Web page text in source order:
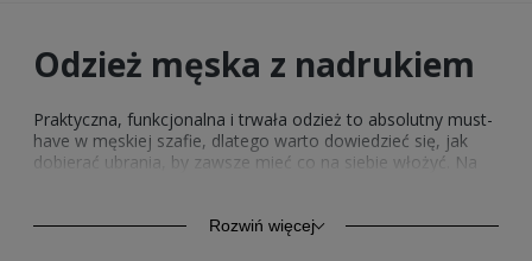
Odzież męska z nadrukiem
Praktyczna, funkcjonalna i trwała odzież to absolutny must-
have w męskiej szafie, dlatego warto dowiedzieć się, jak
dobierać ubrania, by zawsze mieć co na siebie włożyć. Na
wybór bluz, kurtek, koszulek oraz spodenek męskich z
Rozwiń więcej